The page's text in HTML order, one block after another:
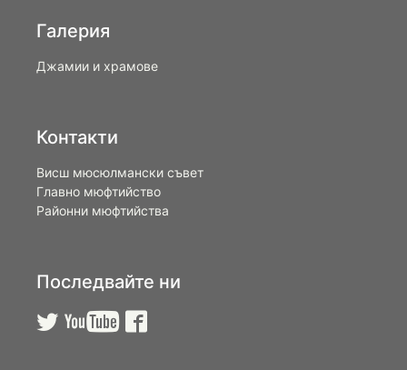
Галерия
Джамии и храмове
Контакти
Висш мюсюлмански съвет
Главно мюфтийство
Районни мюфтийства
Последвайте ни
  